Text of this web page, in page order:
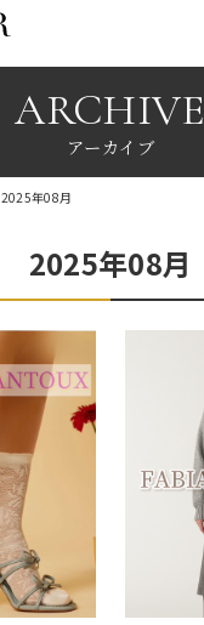
ARCHIVE
アーカイブ
2025年08月
2025年08月